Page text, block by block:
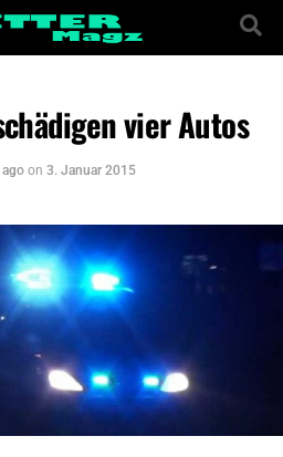
vier Autos
on 3. Januar 2015